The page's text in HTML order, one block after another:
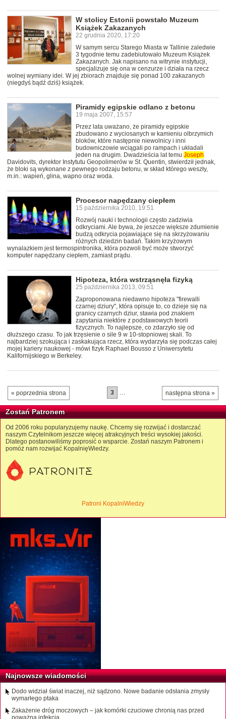
W stolicy Estonii powstało Muzeum
Książek Zakazanych
22 grudnia 2020, 17:20
W samym sercu Starego Miasta w Tallinie zaledwie
3 tygodnie temu zadebiutowało Muzeum Książek
Zakazanych. Jak napisano na witrynie instytucji,
specjalizuje się ona w cenzurze i działa na rzecz
wolnej wymiany idei. W jej zbiorach znajduje się ponad 100 zakazanych
(niegdyś bądź dziś) książek.
Piramidy egipskie odlano z betonu
19 maja 2007, 15:57
Przez lata uważano, że piramidy egipskie
zbudowano z wyciosanych w kamieniu olbrzymich
bloków, które następnie niewolnicy i inni
budowniczowie wciągali po rampach i układali
jeden na drugim. Dwadzieścia lat temu Joseph
Davidovits, dyrektor Instytutu Geopolimerów w St. Quentin, stwierdził jednak,
że bloki są wykonane z pewnego rodzaju betonu, w skład którego weszły,
m.in.: wapień, glina, wapno oraz woda.
Procesor napędzany ciepłem
15 października 2010, 19:51
Rozwój nauki i technologii często zadziwia
odkryciami. Ale bywa, że jeszcze większe zdumienie
budzą odkrycia pojawiające się na skrzyżowaniu
różnych dziedzin badań. Takim krzyżowym
wynalazkiem jest termospintronika, która pozwoli być może stworzyć
komputer napędzany ciepłem, zamiast prądu.
Hipoteza, która wstrząsnęła fizyką
25 października 2013, 09:51
Zaproponowana niedawno hipoteza "firewalli
czarnej dziury", która opisuje to, co dzieje się na
granicy czarnych dziur, stawia pod znakiem
zapytania niektóre z podstawowych teorii
fizycznych. To najlepsze, co zdarzyło się od
dłuższego czasu. To jak trzęsienie o sile 9 w 10-stopniowej skali. To
najbardziej szokująca i zaskakująca rzecz, która wydarzyła się podczas całej
mojej kariery naukowej - mówi fizyk Raphael Bousso z Uniwersytetu
Kalifornijskiego w Berkeley.
« poprzednia strona następna strona »
3 …
Zostań Patronem
Od 2006 roku popularyzujemy naukę. Chcemy się rozwijać i dostarczać
naszym Czytelnikom jeszcze więcej atrakcyjnych treści wysokiej jakości.
Dlatego postanowiliśmy poprosić o wsparcie. Zostań naszym Patronem i
pomóż nam rozwijać KopalnięWiedzy.
Patroni KopalniWiedzy
Najnowsze wiadomości
Dodo widział świat inaczej, niż sądzono. Nowe badanie odsłania zmysły
wymarłego ptaka
Zakażenie dróg moczowych – jak komórki czuciowe chronią nas przed